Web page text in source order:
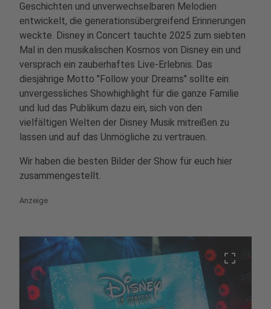
Geschichten und unverwechselbaren Melodien
entwickelt, die generationsübergreifend Erinnerungen
weckte. Disney in Concert tauchte 2025 zum siebten
Mal in den musikalischen Kosmos von Disney ein und
versprach ein zauberhaftes Live-Erlebnis. Das
diesjährige Motto "Follow your Dreams" sollte ein
unvergessliches Showhighlight für die ganze Familie
und lud das Publikum dazu ein, sich von den
vielfältigen Welten der Disney Musik mitreißen zu
lassen und auf das Unmögliche zu vertrauen.
Wir haben die besten Bilder der Show für euch hier
zusammengestellt.
Anzeige
crop_free